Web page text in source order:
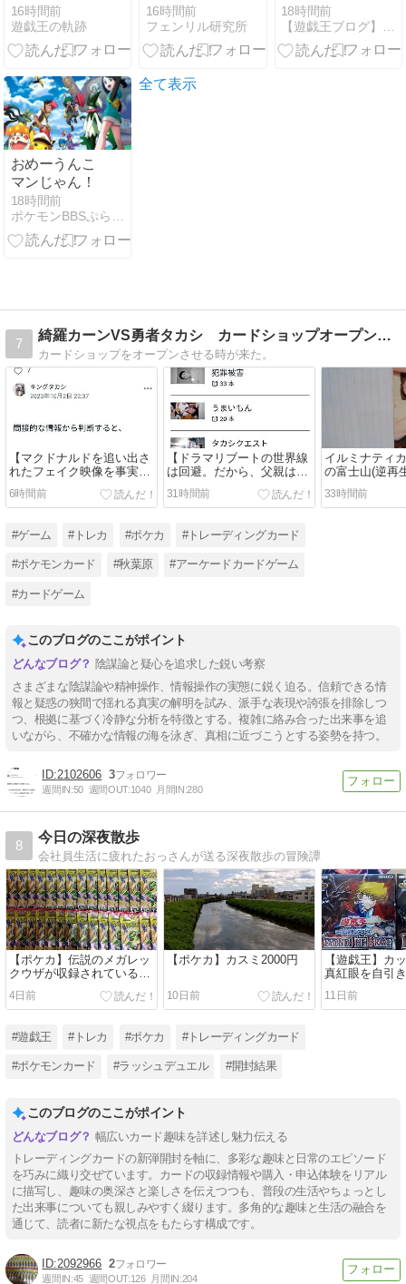
トックで予約
ション」新規
枠出揃う！み
んなはどのカ
てる？
16時間前
遊戯王の軌跡
コナミスタイ
ルで抽選開始
16時間前
フェンリル研究所
り方と終了ラ
イン！最速手
順・当たりキ
18時間前
【遊戯王ブログ】まいログ＠まい。TCG関連総合ブログ
おめーうんこ
マンじゃん！
18時間前
ポケモンBBSぷらす - ポケモン雑談掲示板ブログ
全て表示
7
綺羅カーンVS勇者タカシ カードショップオープンへの道
カードショップをオープンさせる時が来た。
【マクドナルドを追い出さ
れたフェイク映像を事実と
してテレビで報道した過去
があるから、マジで最大限
レ」に書きました。
6時間前
【ドラマリブートの世界線
は回避。だから、父親は今
も生きている】。５ちゃん
ねるの「たかしスレ」に書
31時間前
イルミナティ
の富士山(逆再
になったカー
許運転と言う
33時間前
#ゲーム #トレカ #ポケカ #トレーディングカード
#ポケモンカード #秋葉原 #アーケードカードゲーム
#カードゲーム
このブログのここがポイント
陰謀論と疑心を追求した鋭い考察
さまざまな陰謀論や精神操作、情報操作の実態に鋭く迫る。信頼できる情
報と疑惑の狭間で揺れる真実の解明を試み、派手な表現や誇張を排除しつ
つ、根拠に基づく冷静な分析を特徴とする。複雑に絡み合った出来事を追
いながら、不確かな情報の海を泳ぎ、真相に近づこうとする姿勢を持つ。
2102606 3
週間IN:50 週間OUT:1040 月間IN:280
8
今日の深夜散歩
会社員生活に疲れたおっさんが送る深夜散歩の冒険譚
【ポケカ】伝説のメガレッ
クウザが収録されている
「ストームエメラルダ」を
開封！！
4日前
【ポケカ】カスミ2000円
10日前
【遊戯王】カ
真紅眼を自引
「BEYOND
を開封しまし
11日前
#遊戯王 #トレカ #ポケカ #トレーディングカード
#ポケモンカード #ラッシュデュエル #開封結果
このブログのここがポイント
幅広いカード趣味を詳述し魅力伝える
トレーディングカードの新弾開封を軸に、多彩な趣味と日常のエピソード
を巧みに織り交ぜています。カードの収録情報や購入・申込体験をリアル
に描写し、趣味の奥深さと楽しさを伝えつつも、普段の生活やちょっとし
た出来事についても親しみやすく綴ります。多角的な趣味と生活の融合を
通じて、読者に新たな視点をもたらす構成です。
2092966 2
週間IN:45 週間OUT:126 月間IN:204